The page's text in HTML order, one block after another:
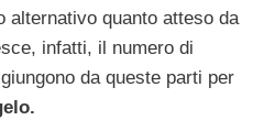
alternativo quanto atteso da
infatti, il numero di
da queste parti per